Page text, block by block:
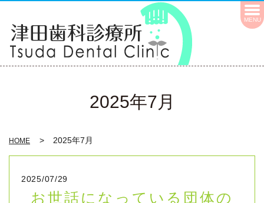
MENU
2025年7月
HOME 2025年7月
2025/07/29
お世話になっている団体の